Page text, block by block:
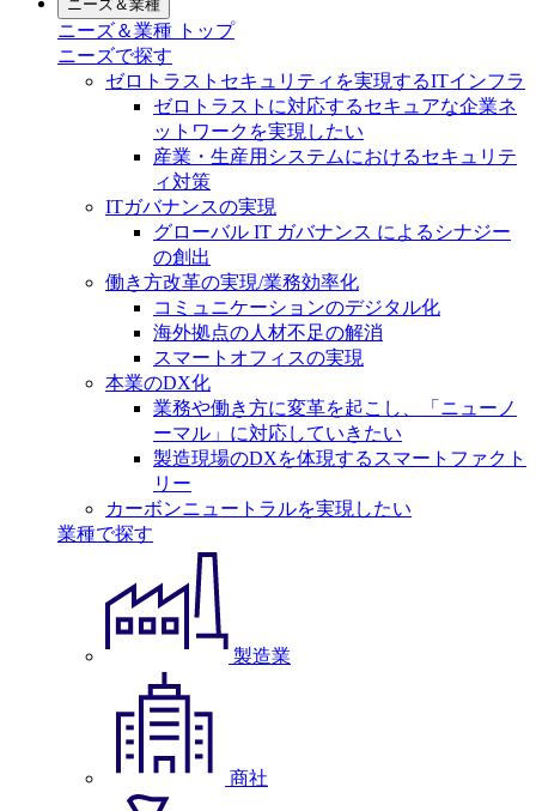
ニーズ＆業種
ニーズ＆業種 トップ
ニーズで探す
ゼロトラストセキュリティを実現するITインフラ
ゼロトラストに対応するセキュアな企業ネ
ットワークを実現したい
産業・生産用システムにおけるセキュリテ
ィ対策
ITガバナンスの実現
グローバル IT ガバナンス によるシナジー
の創出
働き方改革の実現/業務効率化
コミュニケーションのデジタル化
海外拠点の人材不足の解消
スマートオフィスの実現
本業のDX化
業務や働き方に変革を起こし、「ニューノ
ーマル」に対応していきたい
製造現場のDXを体現するスマートファクト
リー
カーボンニュートラルを実現したい
業種で探す
製造業
商社